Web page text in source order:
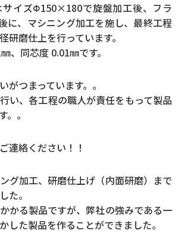
サイズΦ150×180で旋盤加工後、フラ
に、マシニング加工を施し、最終工程
研磨仕上を行っています。
、同芯度 0.01㎜です。
がつまっています。。
い、各工程の職人が責任をもって製品
。。
連絡ください！！
グ加工、研磨仕上げ（内面研磨）まで
た。
かる製品ですが、弊社の強みである一
した製品を作ることができました。